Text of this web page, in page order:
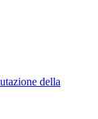
della